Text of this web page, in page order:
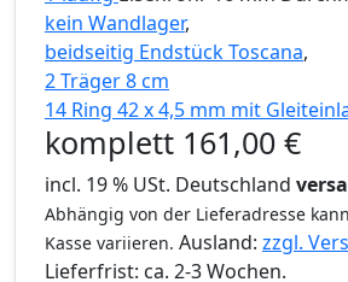
kein Wandlager,
beidseitig Endstück Toscana,
2 Träger 8 cm
14 Ring 42 x 4,5 mm mit
komplett 161,00 €
incl. 19 % USt. Deutschland
Abhängig von der Lieferadresse
Kasse variieren. Ausland: zzgl.
Lieferfrist: ca. 2-3 Wochen.